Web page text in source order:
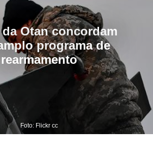
Otan concordam
programa de
rearmamento
Foto: Flickr cc